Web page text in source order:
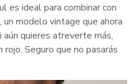
es ideal para combinar con
un modelo vintage que ahora
quieres atreverte más,
Seguro que no pasarás